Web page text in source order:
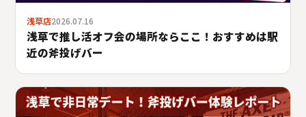
浅草店2026.07.16
浅草で推し活オフ会の場所ならここ！おすすめは駅
近の斧投げバー